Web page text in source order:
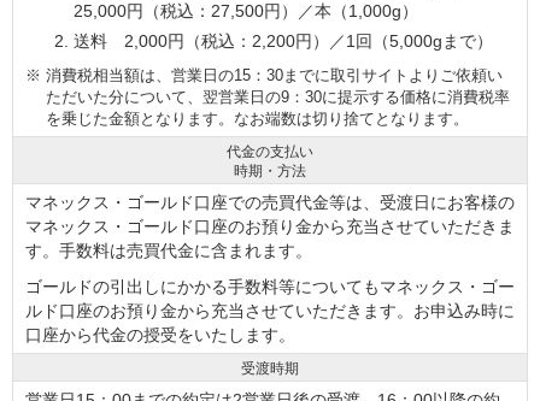
25,000円（税込：27,500円）／本（1,000g）
送料 2,000円（税込：2,200円）／1回（5,000gまで）
※ 消費税相当額は、営業日の15：30までに取引サイトよりご依頼い
ただいた分について、翌営業日の9：30に提示する価格に消費税率
を乗じた金額となります。なお端数は切り捨てとなります。
代金の支払い
時期・方法
マネックス・ゴールド口座での売買代金等は、受渡日にお客様の
マネックス・ゴールド口座のお預り金から充当させていただきま
す。手数料は売買代金に含まれます。
ゴールドの引出しにかかる手数料等についてもマネックス・ゴー
ルド口座のお預り金から充当させていただきます。お申込み時に
口座から代金の授受をいたします。
受渡時期